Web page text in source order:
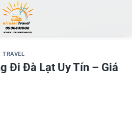
TRAVEL
Đi Đà Lạt Uy Tín – Giá